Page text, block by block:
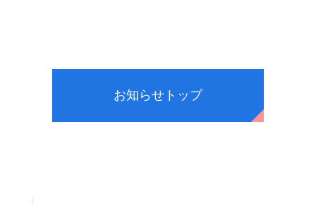
お知らせトップ